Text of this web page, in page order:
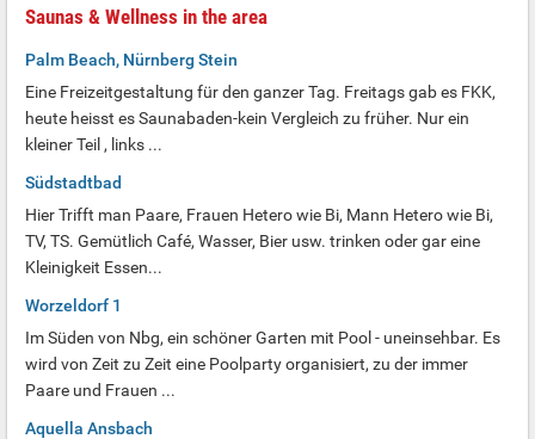
Saunas & Wellness in the area
Palm Beach, Nürnberg Stein
Eine Freizeitgestaltung für den ganzer Tag. Freitags gab es FKK,
heute heisst es Saunabaden-kein Vergleich zu früher. Nur ein
kleiner Teil , links ...
Südstadtbad
Hier Trifft man Paare, Frauen Hetero wie Bi, Mann Hetero wie Bi,
TV, TS. Gemütlich Café, Wasser, Bier usw. trinken oder gar eine
Kleinigkeit Essen...
Worzeldorf 1
Im Süden von Nbg, ein schöner Garten mit Pool - uneinsehbar. Es
wird von Zeit zu Zeit eine Poolparty organisiert, zu der immer
Paare und Frauen ...
Aquella Ansbach